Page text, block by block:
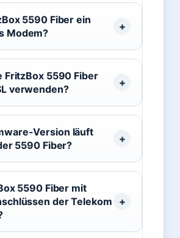
5590 Fiber ein
Modem?
FritzBox 5590 Fiber
verwenden?
Version läuft
5590 Fiber?
5590 Fiber mit
der Telekom